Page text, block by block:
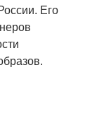
Его